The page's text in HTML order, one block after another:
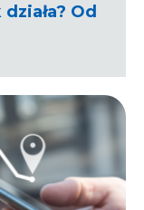
Od